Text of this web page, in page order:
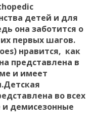
детей и для
она заботится о
первых шагов.
нравится, как
представлена в
и имеет
во всех
и демисезонные